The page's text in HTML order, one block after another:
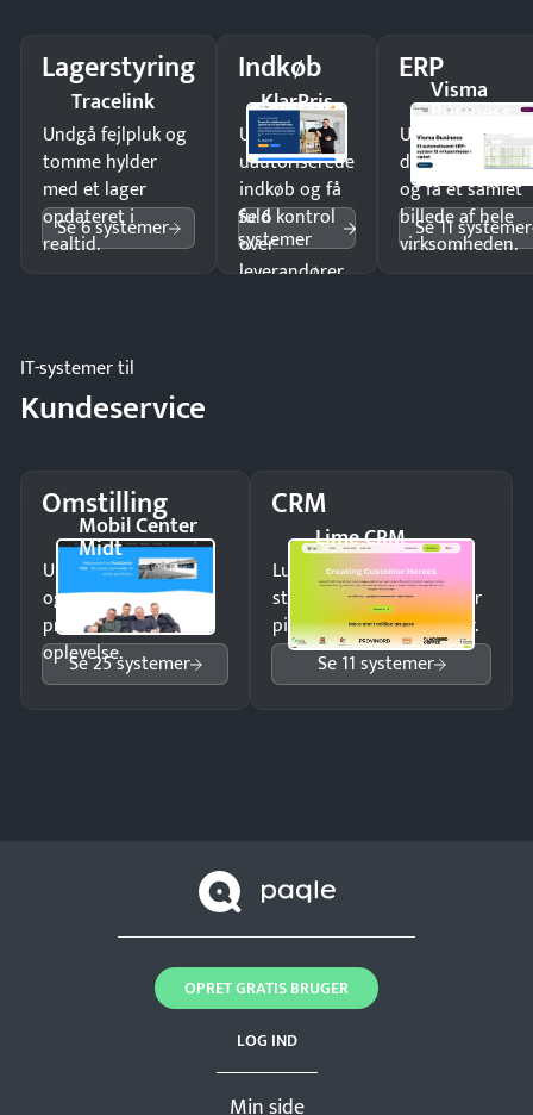
Lagerstyring
Tracelink
Undgå fejlpluk og
tomme hylder
med et lager
opdateret i
realtid.
Se 6 systemer
Indkøb
KlarPris
Undgå
uautoriserede
indkøb og få
fuld kontrol
over
leverandører
Se 6
systemer
ERPVisma
Business
Undgå
og få ét samlet
billede af hele
virksomheden.
Se 11 systemer
IT-systemer til
Kundeservice
Omstilling
Mobil Center
Midt
Undgå tabte opkald
og giv kunderne en
professionel
oplevelse.
Se 25 systemer
CRM
Lime CRM
Luk flere salg med et
struktureret overblik over
pipeline og opfølgninger.
Se 11 systemer
Min side
LOG IND
OPRET GRATIS BRUGER